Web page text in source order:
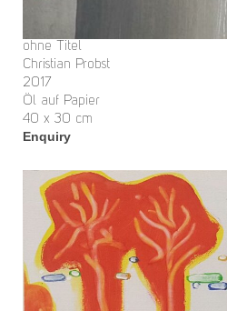
ohne Titel
Christian Probst
2017
Öl auf Papier
40 x 30 cm
Enquiry